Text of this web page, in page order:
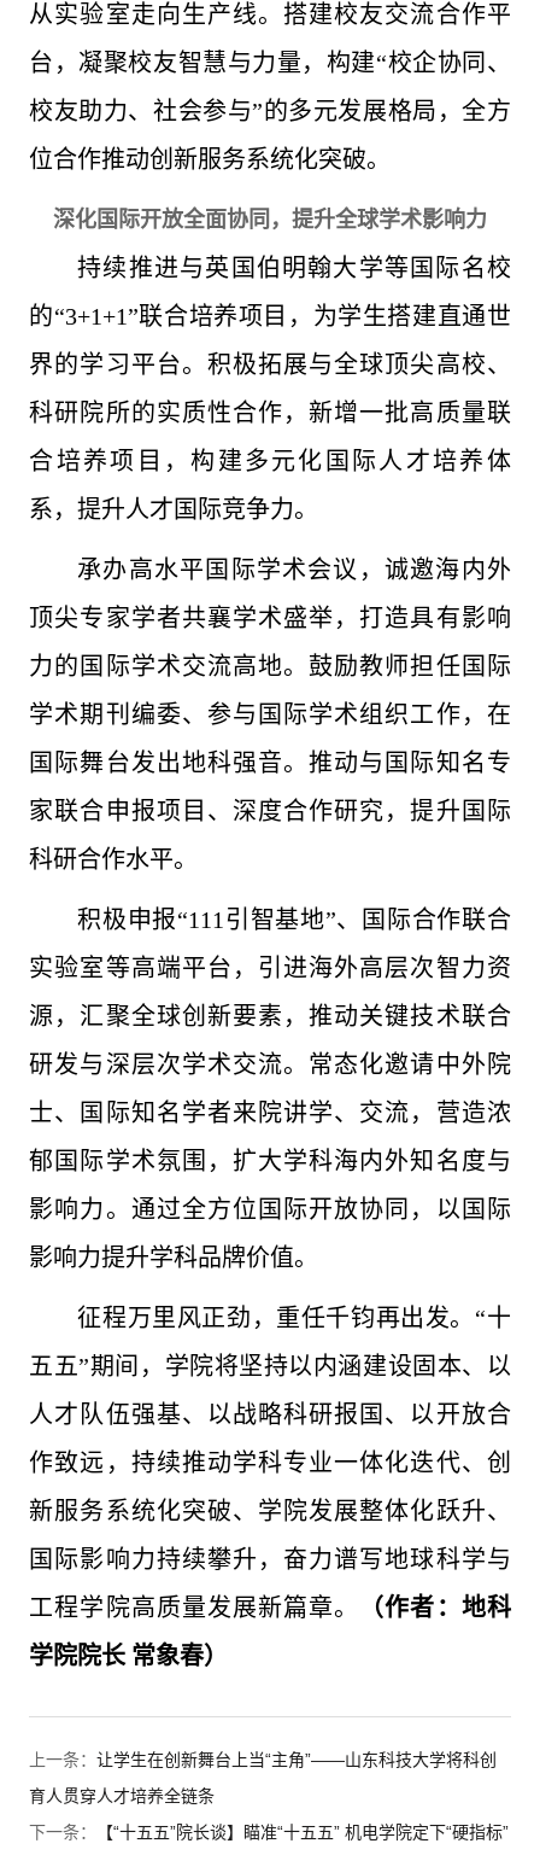
从实验室走向生产线。搭建校友交流合作平
台，凝聚校友智慧与力量，构建“校企协同、
校友助力、社会参与”的多元发展格局，全方
位合作推动创新服务系统化突破。
深化国际开放全面协同，提升全球学术影响力
持续推进与英国伯明翰大学等国际名校
的“3+1+1”联合培养项目，为学生搭建直通世
界的学习平台。积极拓展与全球顶尖高校、
科研院所的实质性合作，新增一批高质量联
合培养项目，构建多元化国际人才培养体
系，提升人才国际竞争力。
承办高水平国际学术会议，诚邀海内外
顶尖专家学者共襄学术盛举，打造具有影响
力的国际学术交流高地。鼓励教师担任国际
学术期刊编委、参与国际学术组织工作，在
国际舞台发出地科强音。推动与国际知名专
家联合申报项目、深度合作研究，提升国际
科研合作水平。
积极申报“111引智基地”、国际合作联合
实验室等高端平台，引进海外高层次智力资
源，汇聚全球创新要素，推动关键技术联合
研发与深层次学术交流。常态化邀请中外院
士、国际知名学者来院讲学、交流，营造浓
郁国际学术氛围，扩大学科海内外知名度与
影响力。通过全方位国际开放协同，以国际
影响力提升学科品牌价值。
征程万里风正劲，重任千钧再出发。“十
五五”期间，学院将坚持以内涵建设固本、以
人才队伍强基、以战略科研报国、以开放合
作致远，持续推动学科专业一体化迭代、创
新服务系统化突破、学院发展整体化跃升、
国际影响力持续攀升，奋力谱写地球科学与
工程学院高质量发展新篇章。
（作者：地科
学院院长 常象春）
上一条：让学生在创新舞台上当“主角”——山东科技大学将科创
育人贯穿人才培养全链条
下一条：
【“十五五”院长谈】瞄准“十五五” 机电学院定下“硬指标”